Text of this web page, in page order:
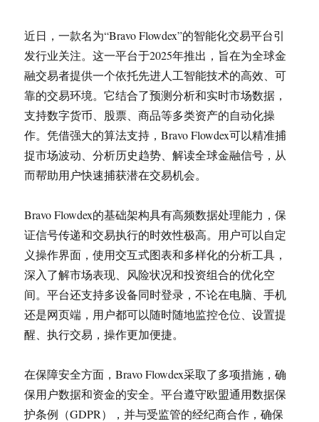
近日，一款名为“Bravo Flowdex”的智能化交易平台引
发行业关注。这一平台于2025年推出，旨在为全球金
融交易者提供一个依托先进人工智能技术的高效、可
靠的交易环境。它结合了预测分析和实时市场数据，
支持数字货币、股票、商品等多类资产的自动化操
作。凭借强大的算法支持，Bravo Flowdex可以精准捕
捉市场波动、分析历史趋势、解读全球金融信号，从
而帮助用户快速捕获潜在交易机会。
Bravo Flowdex的基础架构具有高频数据处理能力，保
证信号传递和交易执行的时效性极高。用户可以自定
义操作界面，使用交互式图表和多样化的分析工具，
深入了解市场表现、风险状况和投资组合的优化空
间。平台还支持多设备同时登录，不论在电脑、手机
还是网页端，用户都可以随时随地监控仓位、设置提
醒、执行交易，操作更加便捷。
在保障安全方面，Bravo Flowdex采取了多项措施，确
保用户数据和资金的安全。平台遵守欧盟通用数据保
护条例（GDPR），并与受监管的经纪商合作，确保